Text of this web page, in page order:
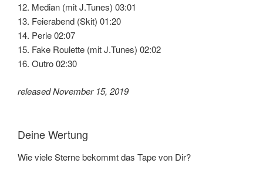
12. Median (mit J.Tunes) 03:01
13. Feierabend (Skit) 01:20
14. Perle 02:07
15. Fake Roulette (mit J.Tunes) 02:02
16. Outro 02:30
released November 15, 2019
Deine Wertung
Wie viele Sterne bekommt das Tape von Dir?